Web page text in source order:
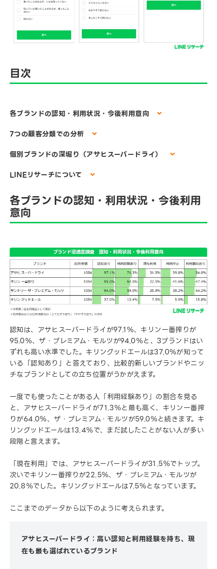
目次
各ブランドの認知・利用状況・今後利用意向
7つの顧客分類での分析
個別ブランドの深堀り（アサヒスーパードライ）
LINEリサーチについて
各ブランドの認知・利用状況・今後利用
意向
認知は、アサヒスーパードライが97.1％、キリン一番搾りが
95.0％、ザ・プレミアム・モルツが94.0％と、3ブランドはい
ずれも高い水準でした。キリングッドエールは37.0％が知って
いる「認知あり」と答えており、比較的新しいブランドやニッ
チなブランドとしての立ち位置がうかがえます。
一度でも使ったことがある人「利用経験あり」の割合を見る
と、アサヒスーパードライが71.3％と最も高く、キリン一番搾
りが64.0％、ザ・プレミアム・モルツが59.0％と続きます。キ
リングッドエールは13.4％で、まだ試したことがない人が多い
段階と言えます。
「現在利用」では、アサヒスーパードライが31.5％でトップ。
次いでキリン一番搾りが22.5％、ザ・プレミアム・モルツが
20.8％でした。キリングッドエールは7.5％となっています。
ここまでのデータから以下のように考えられます。
アサヒスーパードライ：高い認知と利用経験を持ち、現
在も最も選ばれているブランド